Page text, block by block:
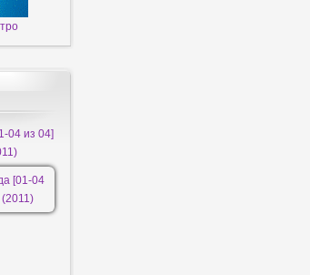
04 из 04]